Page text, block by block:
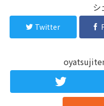
シ
Twitter